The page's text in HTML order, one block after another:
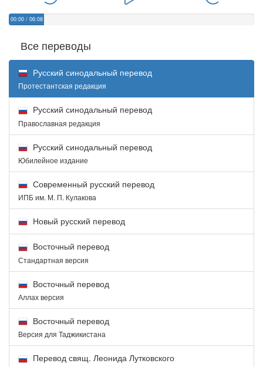
00:00 / 06:08
Все переводы
Русский синодальный перевод
Протестантская редакция
Русский синодальный перевод
Православная редакция
Русский синодальный перевод
Юбилейное издание
Современный русский перевод
ИПБ им. М. П. Кулакова
Новый русский перевод
Восточный перевод
Стандартная версия
Восточный перевод
Аллах версия
Восточный перевод
Версия для Таджикистана
Перевод свящ. Леонида Лутковского